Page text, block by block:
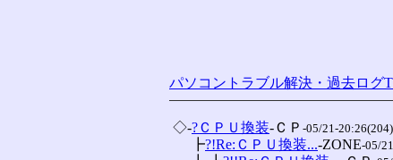
パソコントラブル解決・過去ログ
◇-?ＣＰＵ換装-ＣＰ -05/21-20:26(204)
┣?!Re:ＣＰＵ換装...-ZONE-05/